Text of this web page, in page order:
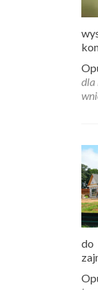
dla
do